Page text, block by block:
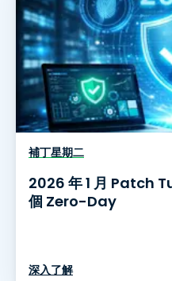
補丁星期二
2026 年 1 月 Patch
個 Zero-Day
深入了解